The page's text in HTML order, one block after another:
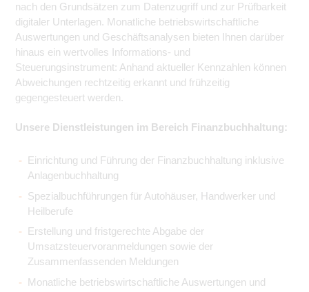
nach den Grundsätzen zum Datenzugriff und zur Prüfbarkeit
digitaler Unterlagen. Monatliche betriebswirtschaftliche
Auswertungen und Geschäftsanalysen bieten Ihnen darüber
hinaus ein wertvolles Informations- und
Steuerungsinstrument: Anhand aktueller Kennzahlen können
Abweichungen rechtzeitig erkannt und frühzeitig
gegengesteuert werden.
Unsere Dienstleistungen im Bereich Finanzbuchhaltung:
Einrichtung und Führung der Finanzbuchhaltung inklusive
Anlagenbuchhaltung
Spezialbuchführungen für Autohäuser, Handwerker und
Heilberufe
Erstellung und fristgerechte Abgabe der
Umsatzsteuervoranmeldungen sowie der
Zusammenfassenden Meldungen
Monatliche betriebswirtschaftliche Auswertungen und